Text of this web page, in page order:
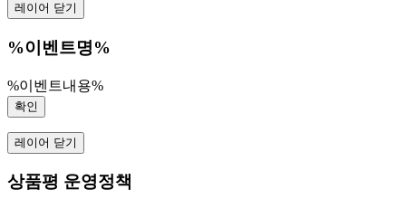
레이어 닫기
%이벤트명%
%이벤트내용%
확인
레이어 닫기
상품평 운영정책